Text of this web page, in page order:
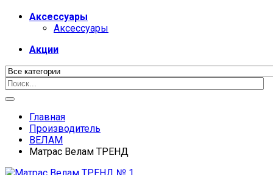
Аксессуары
Аксессуары
Акции
Главная
Производитель
ВЕЛАМ
Матрас Велам ТРЕНД